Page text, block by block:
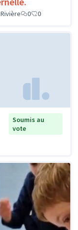
0 0
Soumis au
vote